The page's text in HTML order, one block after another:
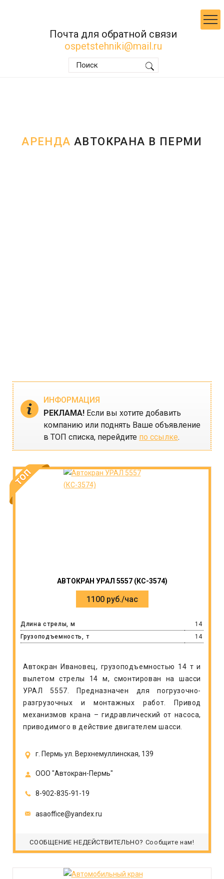
Почта для обратной связи
ospetstehniki@mail.ru
АРЕНДА АВТОКРАНА В ПЕРМИ
ИНФОРМАЦИЯ
РЕКЛАМА! Если вы хотите добавить
компанию или поднять Ваше объявление
в ТОП списка, перейдите по ссылке.
АВТОКРАН УРАЛ 5557 (КС-3574)
1100 руб./час
Длина стрелы, м
14
Грузоподъемность, т
14
Автокран Ивановец, грузоподъемностью 14 т и
вылетом стрелы 14 м, смонтирован на шасси
УРАЛ 5557. Предназначен для погрузочно-
разгрузочных и монтажных работ. Привод
механизмов крана – гидравлический от насоса,
приводимого в действие двигателем шасси.
г. Пермь ул. Верхнемуллинская, 139
ООО "Автокран-Пермь"
8-902-835-91-19
asaoffice@yandex.ru
СООБЩЕНИЕ НЕДЕЙСТВИТЕЛЬНО? Сообщите нам!